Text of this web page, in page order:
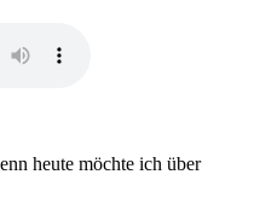
heute möchte ich über